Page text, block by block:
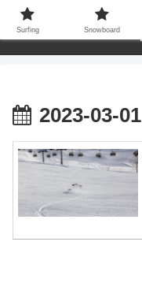
2023-03-01
Surfing Snowboard